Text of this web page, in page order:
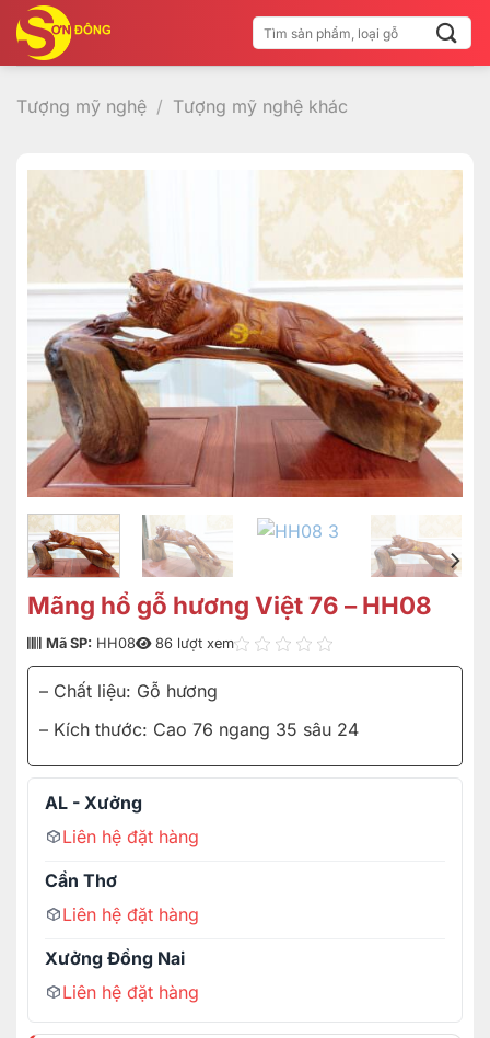
qua
nội
dung
Tìm
kiếm:
Tượng mỹ nghệ / Tượng mỹ nghệ khác
Mãng hổ gỗ hương Việt 76 – HH08
Mã SP: HH08 86 lượt xem
– Chất liệu: Gỗ hương
– Kích thước: Cao 76 ngang 35 sâu 24
AL - Xưởng
Liên hệ đặt hàng
Cần Thơ
Liên hệ đặt hàng
Xưởng Đồng Nai
Liên hệ đặt hàng